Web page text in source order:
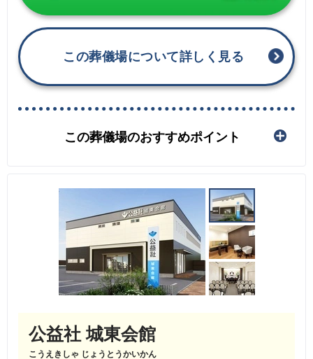
この葬儀場について詳しく見る
この葬儀場のおすすめポイント
公益社 城東会館
こうえきしゃ じょうとうかいかん